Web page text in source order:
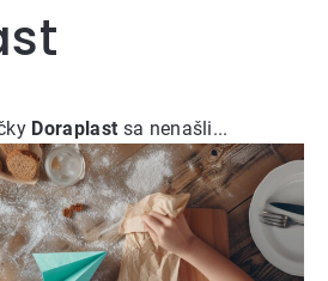
Doraplast sa nenašli...